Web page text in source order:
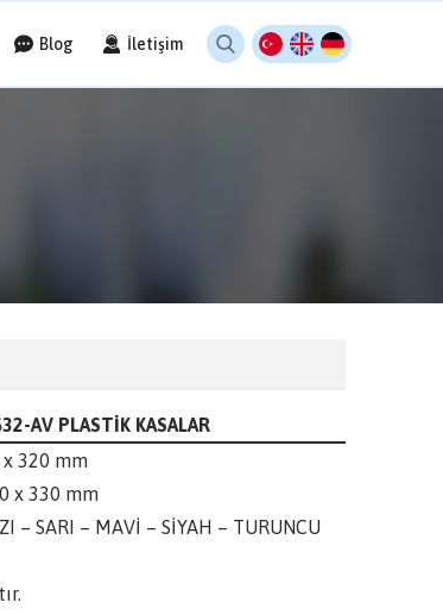
Blog İletişim
AV PLASTİK KASALAR
320 mm
x 330 mm
– SARI – MAVİ – SİYAH – TURUNCU